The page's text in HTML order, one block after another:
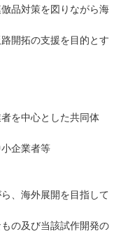
品対策を図りながら海
開拓の支援を目的とす
を中心とした共同体
企業者等
、海外展開を目指して
の及び当該試作開発の